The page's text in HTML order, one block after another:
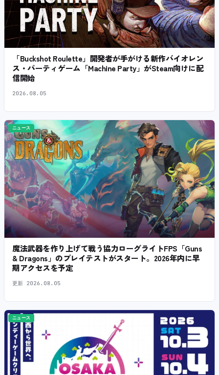
「Buckshot Roulette」開発者が手がける新作バイオレン
ス・パーティゲーム「Machine Party」がSteam向けに配
信開始
2026.08.05
ニュース
魔法武器を作り上げて戦う協力ローグライトFPS「Guns
& Dragons」のプレイテストがスタート。2026年内に早
期アクセスを予定
更新 2026.08.05
ニュース